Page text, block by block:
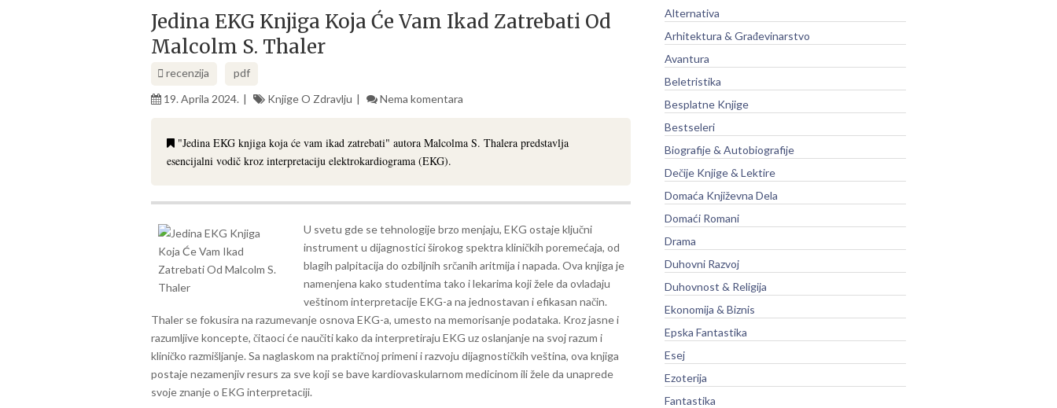
Jedina EKG Knjiga Koja Će Vam Ikad Zatrebati Od
Malcolm S. Thaler
recenzija
pdf
19. Aprila 2024.
Knjige O Zdravlju Nema komentara
"Jedina EKG knjiga koja će vam ikad zatrebati" autora Malcolma S. Thalera predstavlja
esencijalni vodič kroz interpretaciju elektrokardiograma (EKG).
U svetu gde se tehnologije brzo menjaju, EKG ostaje ključni
instrument u dijagnostici širokog spektra kliničkih poremećaja, od
blagih palpitacija do ozbiljnih srčanih aritmija i napada. Ova knjiga je
namenjena kako studentima tako i lekarima koji žele da ovladaju
veštinom interpretacije EKG-a na jednostavan i efikasan način.
Thaler se fokusira na razumevanje osnova EKG-a, umesto na memorisanje podataka. Kroz jasne i
razumljive koncepte, čitaoci će naučiti kako da interpretiraju EKG uz oslanjanje na svoj razum i
kliničko razmišljanje. Sa naglaskom na praktičnoj primeni i razvoju dijagnostičkih veština, ova knjiga
postaje nezamenjiv resurs za sve koji se bave kardiovaskularnom medicinom ili žele da unaprede
svoje znanje o EKG interpretaciji.
Alternativa
Arhitektura & Građevinarstvo
Avantura
Beletristika
Besplatne Knjige
Bestseleri
Biografije & Autobiografije
Dečije Knjige & Lektire
Domaća Književna Dela
Domaći Romani
Drama
Duhovni Razvoj
Duhovnost & Religija
Ekonomija & Biznis
Epska Fantastika
Esej
Ezoterija
Fantastika